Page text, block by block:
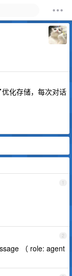
化存储，每次对话
1
2
（ role: agent